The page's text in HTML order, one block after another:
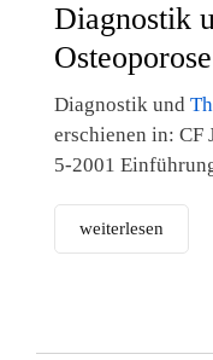
Diagnostik
Osteoporose
Diagnostik und
erschienen in: CF
5-2001
weiterlesen